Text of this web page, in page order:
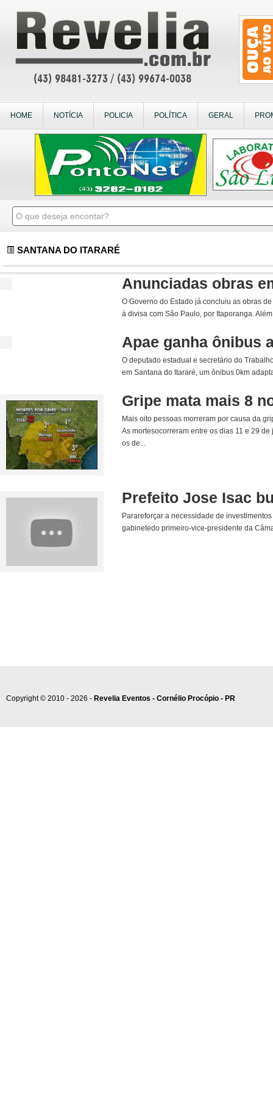
HOME NOTÍCIA POLICIA POLÍTICA GERAL
SANTANA DO ITARARÉ
Anunciadas obras
O Governo do Estado já concluiu as obras
à divisa com São Paulo, por Itaporanga.
Apae ganha ônibus
O deputado estadual e secretário do
em Santana do Itararé, um ônibus 0km
Gripe mata mais 8
Mais oito pessoas morreram por causa da
As mortesocorreram entre os dias 11 e 29
os de...
Prefeito Jose Isac
Parareforçar a necessidade de
gabinetedo primeiro-vice-presidente da
Copyright © 2010 - 2026 - Revelia Eventos - Cornélio Procópio - PR